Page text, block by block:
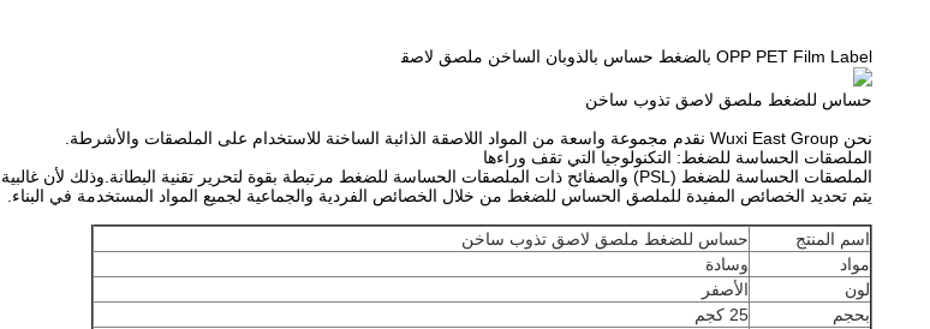
OPP PET Film Label بالضغط حساس بالذوبان الساخن ملصق لاصق
حساس للضغط ملصق لاصق تذوب ساخن
نحن Wuxi East Group نقدم مجموعة واسعة من المواد اللاصقة الذائبة الساخنة للاستخدام على الملصقات والأشرطة.
الملصقات الحساسة للضغط: التكنولوجيا التي تقف وراءها
الملصقات الحساسة للضغط (PSL) والصفائح ذات الملصقات الحساسة للضغط مرتبطة بقوة لتحرير تقنية البطانة.وذلك لأن غالبية PSL تعتمد على بطانات التحرير ليتم تطبيقها.
يتم تحديد الخصائص المفيدة للملصق الحساس للضغط من خلال الخصائص الفردية والجماعية لجميع المواد المستخدمة في البناء.
اسم المنتج
حساس للضغط ملصق لاصق تذوب ساخن
مواد
وسادة
لون
الأصفر
بحجم
25 كجم